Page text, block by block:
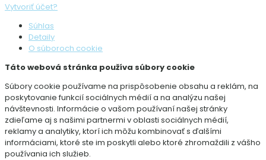
Vytvoriť účet?
Súhlas
Detaily
O súboroch cookie
Táto webová stránka používa súbory cookie
Súbory cookie používame na prispôsobenie obsahu a reklám, na
poskytovanie funkcií sociálnych médií a na analýzu našej
návštevnosti. Informácie o vašom používaní našej stránky
zdieľame aj s našimi partnermi v oblasti sociálnych médií,
reklamy a analytiky, ktorí ich môžu kombinovať s ďalšími
informáciami, ktoré ste im poskytli alebo ktoré zhromaždili z vášho
používania ich služieb.